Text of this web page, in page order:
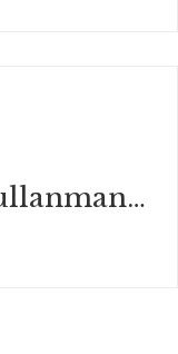
Klimayı tasarruflu kullanmanın 14 yolu